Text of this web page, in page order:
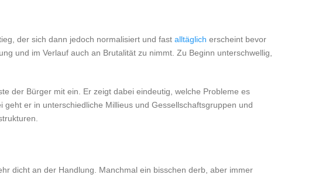
der sich dann jedoch normalisiert und fast alltäglich erscheint bevor
und im Verlauf auch an Brutalität zu nimmt. Zu Beginn unterschwellig,
der Bürger mit ein. Er zeigt dabei eindeutig, welche Probleme es
geht er in unterschiedliche Millieus und Gessellschaftsgruppen und
dicht an der Handlung. Manchmal ein bisschen derb, aber immer